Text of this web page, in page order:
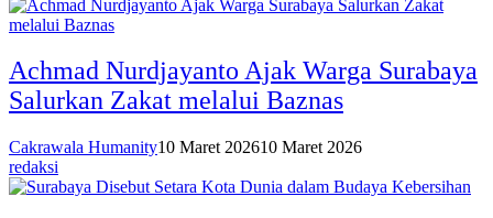
Achmad Nurdjayanto Ajak Warga Surabaya
Salurkan Zakat melalui Baznas
Cakrawala Humanity10 Maret 202610 Maret 2026
redaksi